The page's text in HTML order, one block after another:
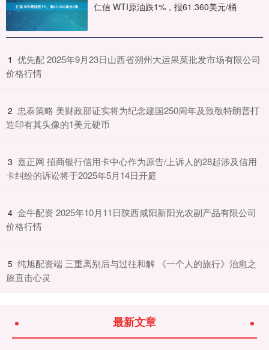
仁信 WTI原油跌1%，报61.360美元/桶
1 ​优先配 2025年9月23日山西省朔州大运果菜批发市场有限公司
价格行情
2 ​忠泰策略 美财政部证实将为纪念建国250周年及致敬特朗普打
造印有其头像的1美元硬币
3 ​嘉正网 招商银行信用卡中心作为原告/上诉人的28起涉及信用
卡纠纷的诉讼将于2025年5月14日开庭
4 ​金牛配资 2025年10月11日陕西咸阳新阳光农副产品有限公司
价格行情
5 ​纯旭配资端 三重离别后与过往和解 《一个人的旅行》治愈之
旅直击心灵
最新文章